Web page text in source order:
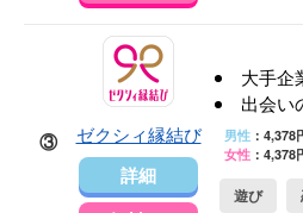
③ ゼクシィ縁結び
詳細
大手企
出会い
男性：4,378
女性：4,378
遊び